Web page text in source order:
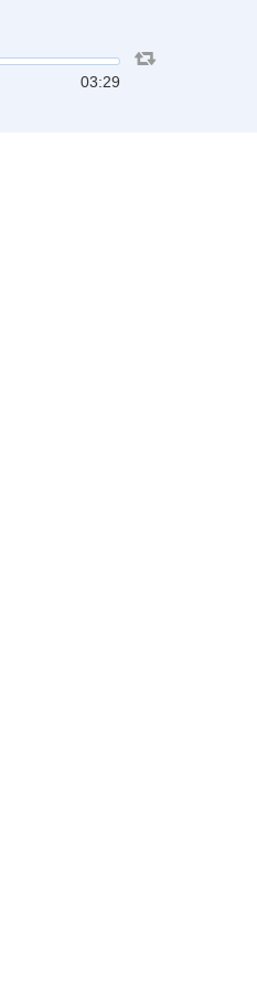
03:29